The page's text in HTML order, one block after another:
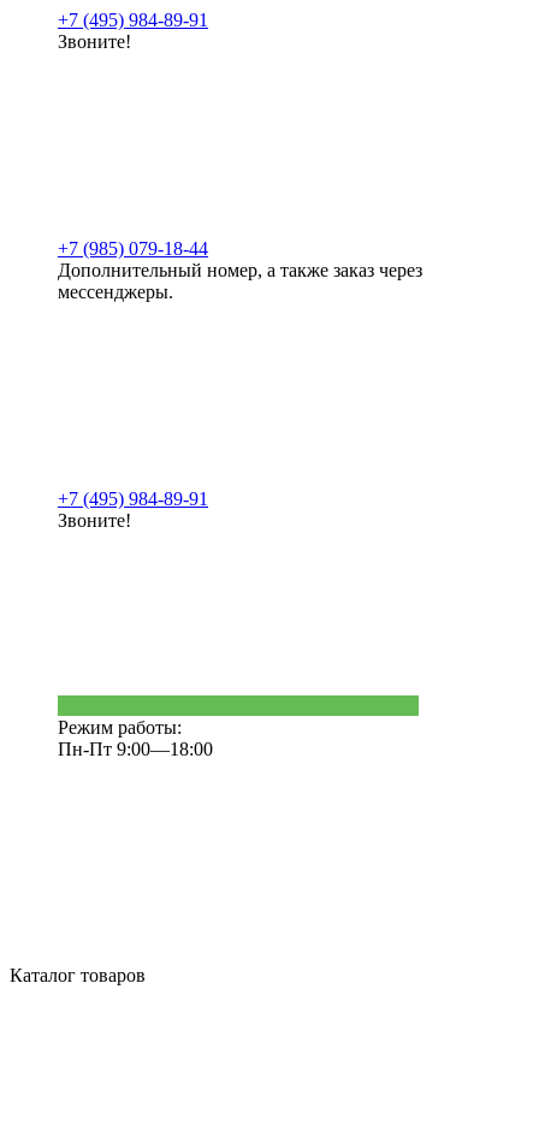
+7 (495) 984-89-91
Звоните!
+7 (985) 079-18-44
Дополнительный номер, а также заказ через
мессенджеры.
+7 (495) 984-89-91
Звоните!
Режим работы:
Пн-Пт 9:00—18:00
Каталог товаров